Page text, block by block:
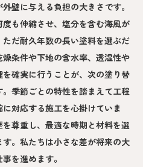
壁に与える負担の大きさです。
も伸縮させ、塩分を含む海風が
だ耐久年数の長い塗料を選ぶだ
条件や下地の含水率、透湿性や
確実に行うことが、次の塗り替
季節ごとの特性を踏まえて工程
対応する施工を心掛けていま
尊重し、最適な時期と材料を選
。私たちは小さな差が将来の大
を進めます。